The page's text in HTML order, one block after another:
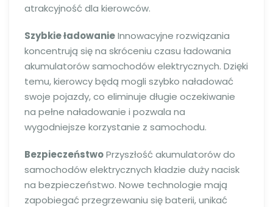
atrakcyjność dla kierowców.
Szybkie ładowanieInnowacyjne rozwiązania
koncentrują się na skróceniu czasu ładowania
akumulatorów samochodów elektrycznych. Dzięki
temu, kierowcy będą mogli szybko naładować
swoje pojazdy, co eliminuje długie oczekiwanie
na pełne naładowanie i pozwala na
wygodniejsze korzystanie z samochodu.
BezpieczeństwoPrzyszłość akumulatorów do
samochodów elektrycznych kładzie duży nacisk
na bezpieczeństwo. Nowe technologie mają
zapobiegać przegrzewaniu się baterii, unikać